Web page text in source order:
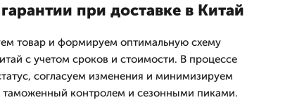
при доставке в Китай
товар и формируем оптимальную схему
с учетом сроков и стоимости. В процессе
согласуем изменения и минимизируем
таможенный контролем и сезонными пиками.